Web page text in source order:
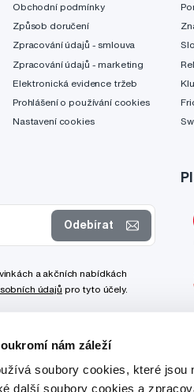
nám záleží
soubory cookies, které
další soubory cookies a
Obchodní podmínky
Způsob doručení
Zpracování údajů - smlouva
Zpracování údajů - marketing
Elektronická evidence tržeb
Prohlášení o používání cookies
Nastavení cookies
Odebírat
a akčních nabídkách
údajů pro tyto účely.